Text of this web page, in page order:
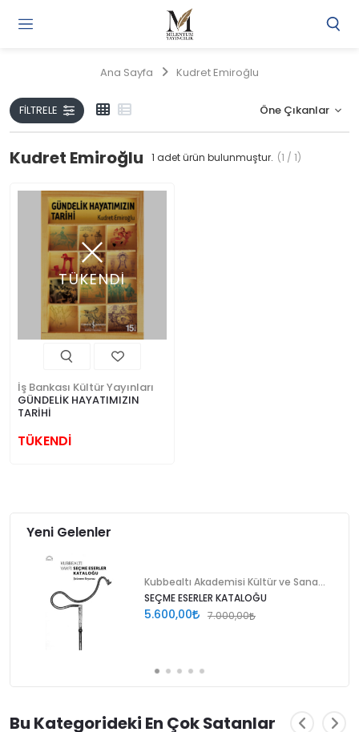
Ana Sayfa Kudret Emiroğlu
FILTRELE
Kudret Emiroğlu 1 adet ürün bulunmuştur. (1 / 1)
TÜKENDİ
İş Bankası Kültür Yayınları
GÜNDELİK HAYATIMIZIN
TARİHİ
TÜKENDİ
Yeni Gelenler
SEÇME ESERLER KATALOĞU
5.600,00 7.000,00
Bu Kategorideki En Çok Satanlar